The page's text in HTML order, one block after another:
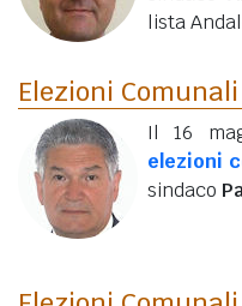
lista
Elezioni
Il 16
elezioni
sindaco